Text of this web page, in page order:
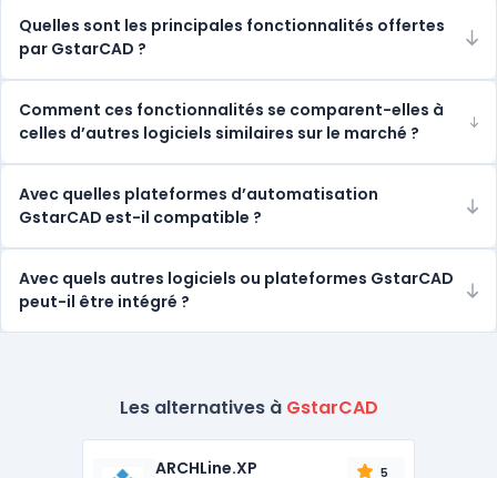
Quelles sont les principales fonctionnalités offertes
par GstarCAD ?
Comment ces fonctionnalités se comparent-elles à
celles d’autres logiciels similaires sur le marché ?
Avec quelles plateformes d’automatisation
GstarCAD est-il compatible ?
Avec quels autres logiciels ou plateformes GstarCAD
peut-il être intégré ?
Les alternatives à GstarCAD
ARCHLine.XP 5